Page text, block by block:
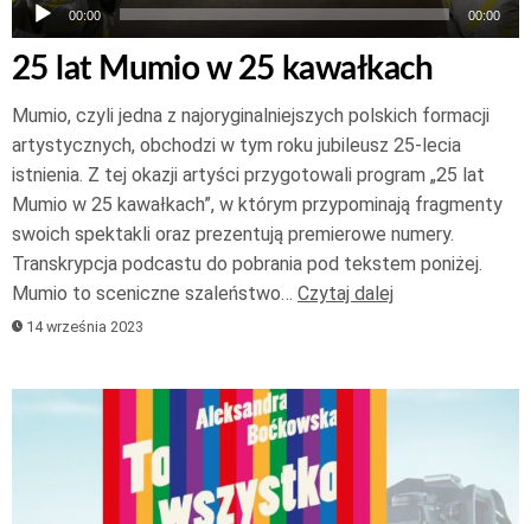
00:00 00:00
25 lat Mumio w 25 kawałkach
Mumio, czyli jedna z najoryginalniejszych polskich formacji
artystycznych, obchodzi w tym roku jubileusz 25-lecia
istnienia. Z tej okazji artyści przygotowali program „25 lat
Mumio w 25 kawałkach”, w którym przypominają fragmenty
swoich spektakli oraz prezentują premierowe numery.
Transkrypcja podcastu do pobrania pod tekstem poniżej.
Mumio to sceniczne szaleństwo… Czytaj dalej
14 września 2023
Odtwarzacz